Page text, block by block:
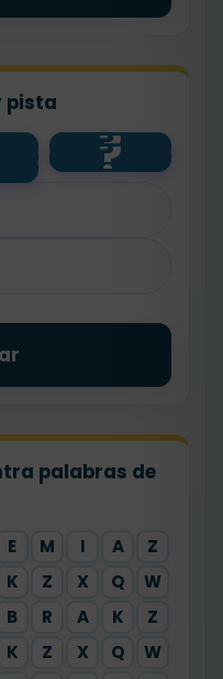
pista
?
contento
?
floristería
palabras de
E M I A
Z
K Z X Q
W
B R A K
Z
K Z X Q
W